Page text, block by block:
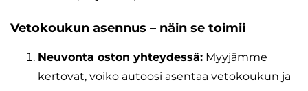
Vetokoukun asennus – näin se toimii
Neuvonta oston yhteydessä: Myyjämme
kertovat, voiko autoosi asentaa vetokoukun ja